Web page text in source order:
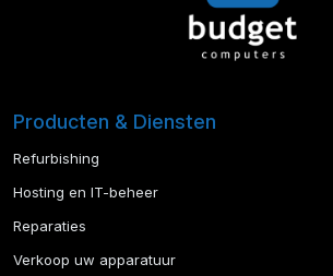
Producten & Diensten
Refurbishing
Hosting en IT-beheer
Reparaties
Verkoop uw apparatuur